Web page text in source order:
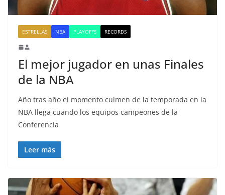
ESTRELLAS NBA PLAYOFFS RECORDS
El mejor jugador en unas Finales
de la NBA
Año tras año el momento culmen de la temporada en la
NBA llega cuando los equipos campeones de la
Conferencia
Leer más